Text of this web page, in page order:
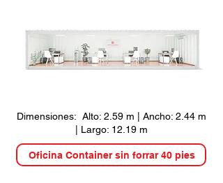
Dimensiones: Alto: 2.59 m | Ancho: 2.44 m
| Largo: 12.19 m
Oficina Container sin forrar 40 pies